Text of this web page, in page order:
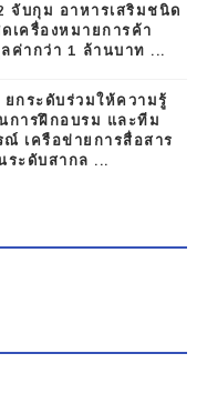
จับกุม อาหารเสริมชนิด
เครื่องหมายการค้า
ลค่ากว่า 1 ล้านบาท ...
ยกระดับร่วมให้ความรู้
ารฝึกอบรม และทีม
เครือข่ายการสื่อสาร
ะดับสากล ...